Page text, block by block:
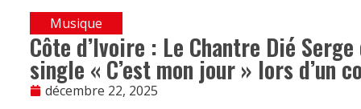
Musique
Côte d’Ivoire : Le Chantre Dié
single « C’est mon jour » lors d’un
décembre 22, 2025